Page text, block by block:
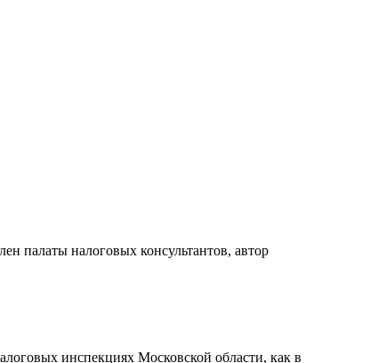
палаты налоговых консультантов, автор
инспекциях Московской области, как в